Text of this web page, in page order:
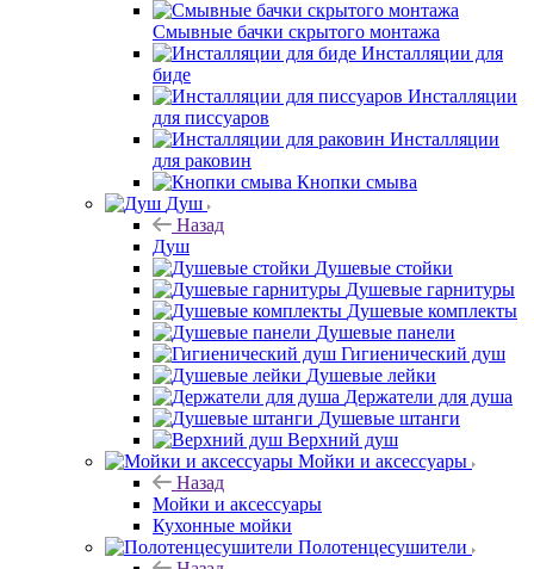
Смывные бачки скрытого монтажа
Инсталляции для
биде
Инсталляции
для писсуаров
Инсталляции
для раковин
Кнопки смыва
Душ
Назад
Душ
Душевые стойки
Душевые гарнитуры
Душевые комплекты
Душевые панели
Гигиенический душ
Душевые лейки
Держатели для душа
Душевые штанги
Верхний душ
Мойки и аксессуары
Назад
Мойки и аксессуары
Кухонные мойки
Полотенцесушители